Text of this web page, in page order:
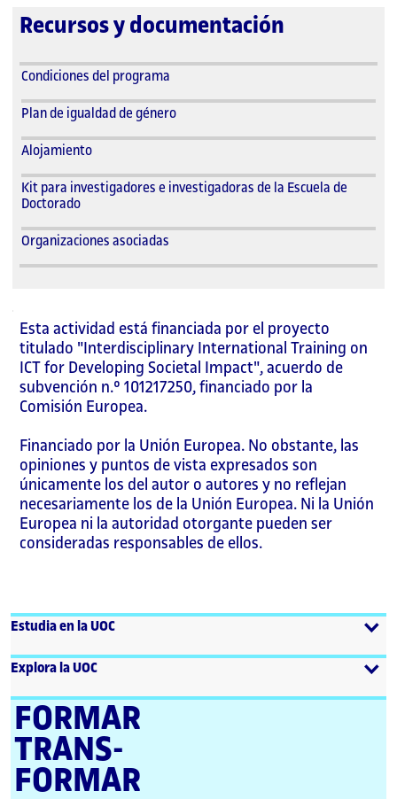
Recursos y documentación
Condiciones del programa
Plan de igualdad de género
Alojamiento
Kit para investigadores e investigadoras de la Escuela de
Doctorado
Organizaciones asociadas
Esta actividad está financiada por el proyecto
titulado "Interdisciplinary International Training on
ICT for Developing Societal Impact", acuerdo de
subvención n.º 101217250, financiado por la
Comisión Europea.
Financiado por la Unión Europea. No obstante, las
opiniones y puntos de vista expresados son
únicamente los del autor o autores y no reflejan
necesariamente los de la Unión Europea. Ni la Unión
Europea ni la autoridad otorgante pueden ser
consideradas responsables de ellos.
Estudia en la UOC
Explora la UOC
FORMAR
TRANS­
FORMAR